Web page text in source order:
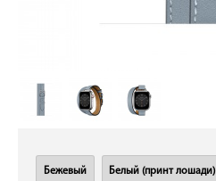
Бежевый Белый (принт лошади)